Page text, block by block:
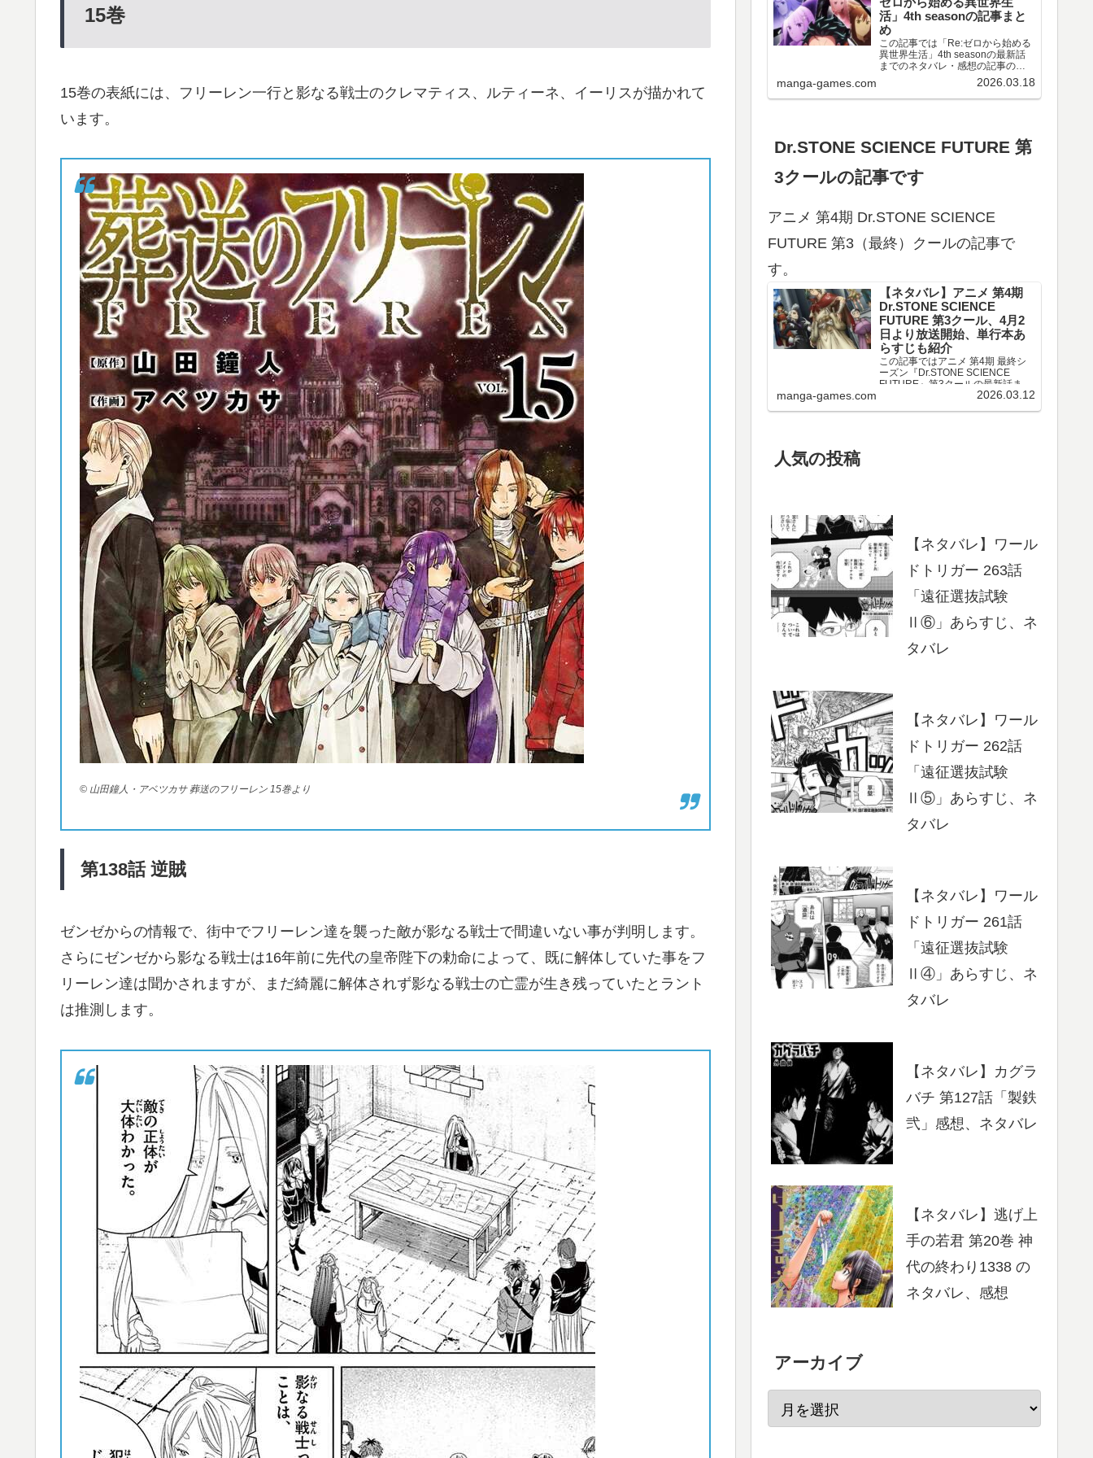
15巻
15巻の表紙には、フリーレン一行と影なる戦士のクレマティス、ルティーネ、イーリスが描かれて
います。
© 山田鐘人・アベツカサ 葬送のフリーレン 15巻より
第138話 逆賊
ゼンゼからの情報で、街中でフリーレン達を襲った敵が影なる戦士で間違いない事が判明します。
さらにゼンゼから影なる戦士は16年前に先代の皇帝陛下の勅命によって、既に解体していた事をフ
リーレン達は聞かされますが、まだ綺麗に解体されず影なる戦士の亡霊が生き残っていたとラント
は推測します。
ゼロから始める異世界生
活」4th seasonの記事まと
め
この記事では「Re:ゼロから始める
異世界生活」4th seasonの最新話
までのネタバレ・感想の記事のリ
ンクや、情報などをまとめていま
す。アニメ 「Re:ゼロから始める異
世界生活」4th season 第67～77話
manga-games.com 2026.03.18
Dr.STONE SCIENCE FUTURE 第
3クールの記事です
アニメ 第4期 Dr.STONE SCIENCE
FUTURE 第3（最終）クールの記事で
す。
【ネタバレ】アニメ 第4期
Dr.STONE SCIENCE
FUTURE 第3クール、4月2
日より放送開始、単行本あ
らすじも紹介
この記事ではアニメ 第4期 最終シ
ーズン『Dr.STONE SCIENCE
FUTURE』第3クールの最新話まで
のネタバレ・感想、さらに単行本
manga-games.com 2026.03.12
人気の投稿
【ネタバレ】ワール
ドトリガー 263話
「遠征選抜試験
Ⅱ⑥」あらすじ、ネ
タバレ
【ネタバレ】ワール
ドトリガー 262話
「遠征選抜試験
Ⅱ⑤」あらすじ、ネ
タバレ
【ネタバレ】ワール
ドトリガー 261話
「遠征選抜試験
Ⅱ④」あらすじ、ネ
タバレ
【ネタバレ】カグラ
バチ 第127話「製鉄
弐」感想、ネタバレ
【ネタバレ】逃げ上
手の若君 第20巻 神
代の終わり1338 の
ネタバレ、感想
アーカイブ